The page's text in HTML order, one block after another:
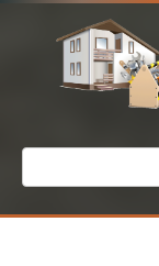
Перейти
Поиск: